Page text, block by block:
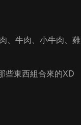
、牛肉、小牛肉、雞
些東西組合來的XD